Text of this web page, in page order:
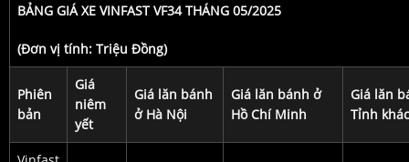
BẢNG GIÁ XE VINFAST VF34 THÁNG 05/2025
(Đơn vị tính: Triệu Đồng)
Phiên
bản
Giá
niêm
yết
Giá lăn bánh
ở Hà Nội
Giá lăn bánh ở
Hồ Chí Minh
Giá lăn
Tỉnh khác